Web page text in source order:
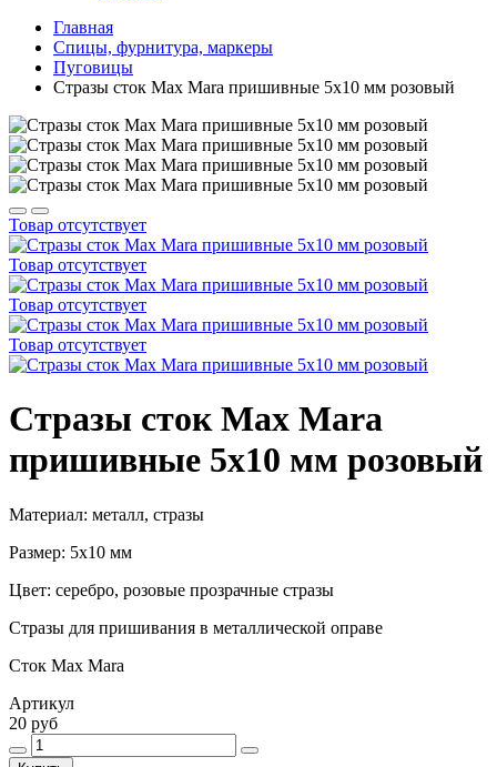
Главная
Спицы, фурнитура, маркеры
Пуговицы
Стразы сток Max Mara пришивные 5х10 мм розовый
Товар отсутствует
Товар отсутствует
Товар отсутствует
Товар отсутствует
Стразы сток Max Mara
пришивные 5х10 мм розовый
Материал: металл, стразы
Размер: 5х10 мм
Цвет: серебро, розовые прозрачные стразы
Стразы для пришивания в металлической оправе
Сток Max Mara
Артикул
20 руб